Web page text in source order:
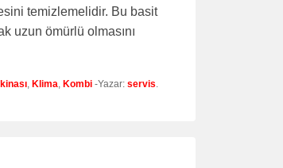
temizlemelidir. Bu basit
uzun ömürlü olmasını
, Klima, Kombi -Yazar: servis.